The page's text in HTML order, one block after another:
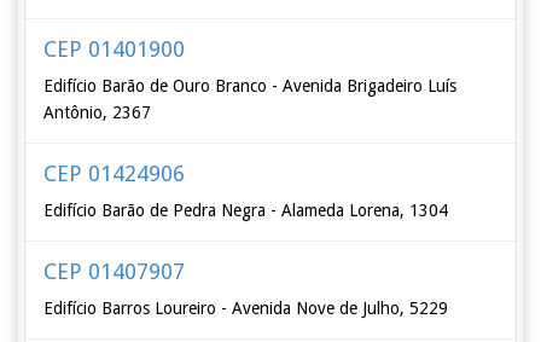
CEP 01401900
Edifício Barão de Ouro Branco - Avenida Brigadeiro Luís
Antônio, 2367
CEP 01424906
Edifício Barão de Pedra Negra - Alameda Lorena, 1304
CEP 01407907
Edifício Barros Loureiro - Avenida Nove de Julho, 5229